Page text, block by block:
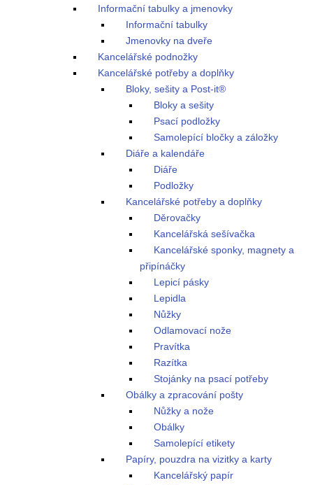
Informační tabulky a jmenovky
Informační tabulky
Jmenovky na dveře
Kancelářské podnožky
Kancelářské potřeby a doplňky
Bloky, sešity a Post-it®
Bloky a sešity
Psací podložky
Samolepící bločky a záložky
Diáře a kalendáře
Diáře
Podložky
Kancelářské potřeby a doplňky
Děrovačky
Kancelářská sešívačka
Kancelářské sponky, magnety a
připínáčky
Lepicí pásky
Lepidla
Nůžky
Odlamovací nože
Pravítka
Razítka
Stojánky na psací potřeby
Obálky a zpracování pošty
Nůžky a nože
Obálky
Samolepící etikety
Papíry, pouzdra na vizitky a karty
Kancelářský papír